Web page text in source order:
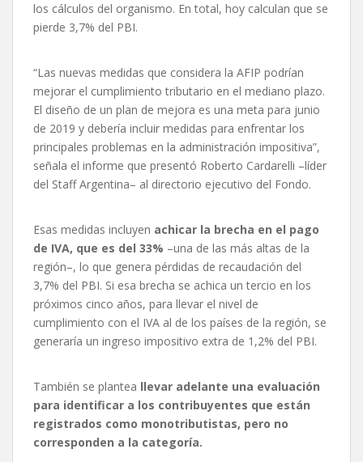
los cálculos del organismo. En total, hoy calculan que se
pierde 3,7% del PBI.
“Las nuevas medidas que considera la AFIP podrían
mejorar el cumplimiento tributario en el mediano plazo.
El diseño de un plan de mejora es una meta para junio
de 2019 y debería incluir medidas para enfrentar los
principales problemas en la administración impositiva”,
señala el informe que presentó Roberto Cardarelli –líder
del Staff Argentina– al directorio ejecutivo del Fondo.
Esas medidas incluyen achicar la brecha en el pago
de IVA, que es del 33% –una de las más altas de la
región–, lo que genera pérdidas de recaudación del
3,7% del PBI. Si esa brecha se achica un tercio en los
próximos cinco años, para llevar el nivel de
cumplimiento con el IVA al de los países de la región, se
generaría un ingreso impositivo extra de 1,2% del PBI.
También se plantea llevar adelante una evaluación
para identificar a los contribuyentes que están
registrados como monotributistas, pero no
corresponden a la categoría.